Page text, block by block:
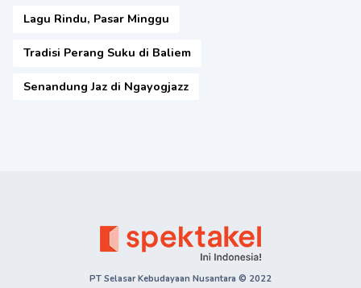
Lagu Rindu, Pasar Minggu
Tradisi Perang Suku di Baliem
Senandung Jaz di Ngayogjazz
PT Selasar Kebudayaan Nusantara © 2022